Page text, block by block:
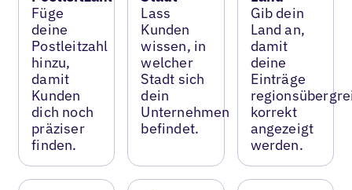
Füge
deine
Postleitzahl
hinzu,
damit
Kunden
dich noch
präziser
finden.
Lass
Kunden
wissen, in
welcher
Stadt sich
dein
Unternehmen
befindet.
Gib dein
Land an,
damit
deine
Einträge
korrekt
angezeigt
werden.